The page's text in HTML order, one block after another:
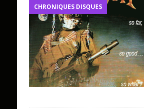
CHRONIQUES DISQUES